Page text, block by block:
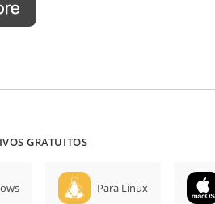
GRATUITOS
Para Linux